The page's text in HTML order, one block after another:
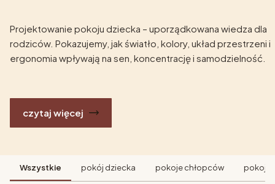
Projektowanie pokoju dziecka – uporządkowana wiedza dla
rodziców. Pokazujemy, jak światło, kolory, układ przestrzeni i
ergonomia wpływają na sen, koncentrację i samodzielność.
czytaj więcej
Wszystkie pokój dziecka pokoje chłopców pokoje